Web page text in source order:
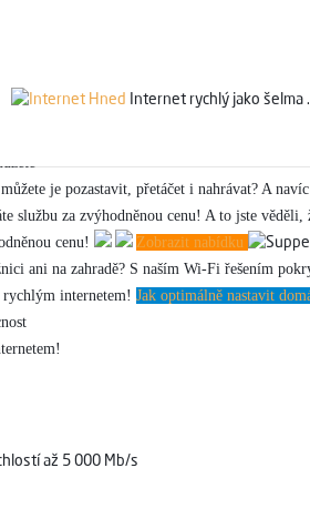
Internet rychlý jakošelma
je pozastavit, přetáčet i nahrávat? A
službu za zvýhodněnou cenu! A to jste věděli,
cenu!
Zobrazit nabídku
ani na zahradě? S naším Wi-Fi řešením
internetem! Jak optimálně nastavit
až 5 000 Mb/s